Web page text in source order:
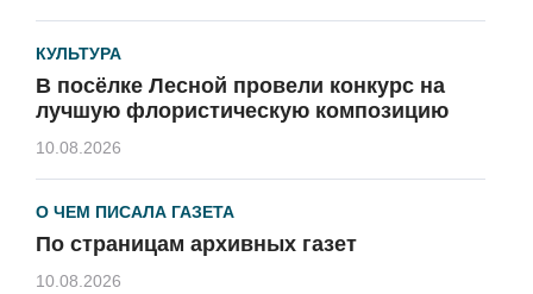
КУЛЬТУРА
В посёлке Лесной провели конкурс на
лучшую флористическую композицию
10.08.2026
О ЧЕМ ПИСАЛА ГАЗЕТА
По страницам архивных газет
10.08.2026